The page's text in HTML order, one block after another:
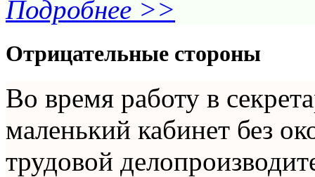
Подробнее >>
Отрицательные стороны
Во время работу в
маленький кабинет без
трудовой